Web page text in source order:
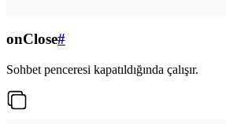
onClose#
Sohbet penceresi kapatıldığında çalışır.